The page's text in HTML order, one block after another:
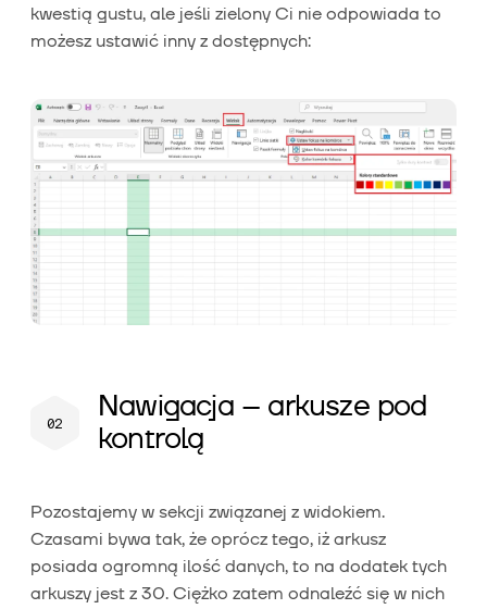
kwestią gustu, ale jeśli zielony Ci nie odpowiada to
możesz ustawić inny z dostępnych:
Nawigacja – arkusze pod
kontrolą
Pozostajemy w sekcji związanej z widokiem.
Czasami bywa tak, że oprócz tego, iż arkusz
posiada ogromną ilość danych, to na dodatek tych
arkuszy jest z 30. Ciężko zatem odnaleźć się w nich